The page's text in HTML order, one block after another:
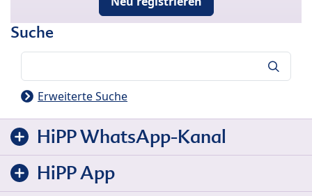
Suche
Erweiterte Suche
HiPP WhatsApp-Kanal
HiPP App